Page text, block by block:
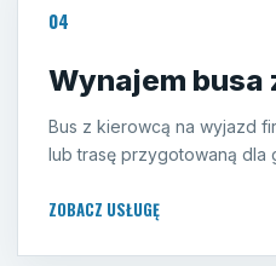
04
Wynajem busa
Bus z kierowcą na wyjazd
lub trasę przygotowaną dla
ZOBACZ USŁUGĘ